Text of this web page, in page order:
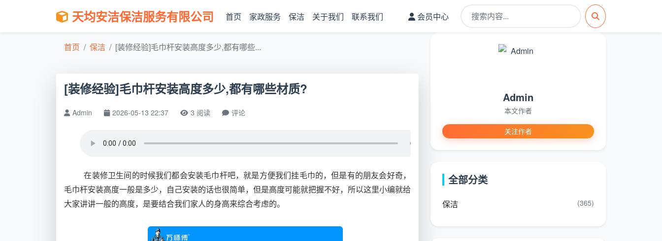
天均安洁保洁服务有限公司 首页 家政服务 保洁 关于我们 联系我们 会员中心
首页 保洁 [装修经验]毛巾杆安装高度多少,都有哪些...
[装修经验]毛巾杆安装高度多少,都有哪些材质?
Admin 2026-05-13 22:37 3 阅读 评论
在装修卫生间的时候我们都会安装毛巾杆吧，就是方便我们挂毛巾的，但是有的朋友会好奇，
毛巾杆安装高度一般是多少，自己安装的话也很简单，但是高度可能就把握不好，所以这里小编就给
大家讲讲一般的高度，是要结合我们家人的身高来综合考虑的。
Admin
本文作者
关注作者
全部分类
保洁 (365)